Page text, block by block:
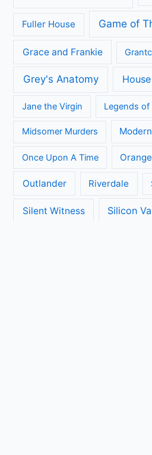
Fuller House Game of
Grace and Frankie
Grey's Anatomy
Jane the Virgin Legends
Midsomer Murders
Once Upon A Time
Outlander Riverdale
Silent Witness Silicon